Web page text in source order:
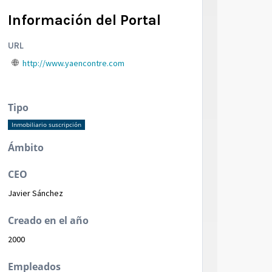
Información del Portal
URL
http://www.yaencontre.com
Tipo
Inmobiliario suscripción
Ámbito
CEO
Javier Sánchez
Creado en el año
2000
Empleados